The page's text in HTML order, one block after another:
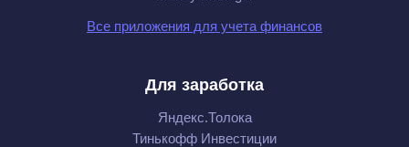
Все приложения для учета финансов
Для заработка
Яндекс.Толока
Тинькофф Инвестиции